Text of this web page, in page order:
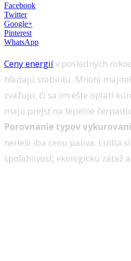
Facebook
Twitter
Google+
Pinterest
WhatsApp
Ceny energiív posledných
hľadajú stabilitu. Mnohí
zvažujú, či sa im ešte oplatí
majú prejsť na tepelné
Porovnanie typov
nerieši iba cenu paliva. Ľudia
spoľahlivosť, ekologickú záťaž